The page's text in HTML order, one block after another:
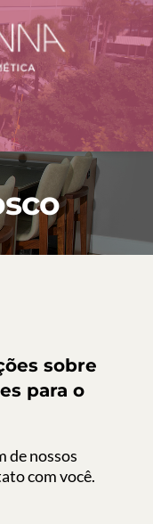
sobre
para o
de nossos
com você.